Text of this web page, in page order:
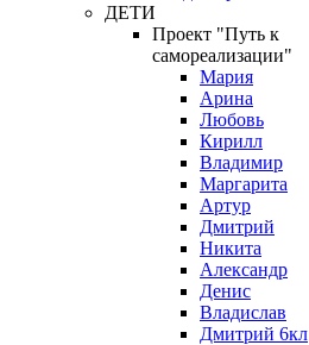
ДЕТИ
Проект "Путь к
самореализации"
Мария
Арина
Любовь
Кирилл
Владимир
Маргарита
Артур
Дмитрий
Никита
Александр
Денис
Владислав
Дмитрий 6кл